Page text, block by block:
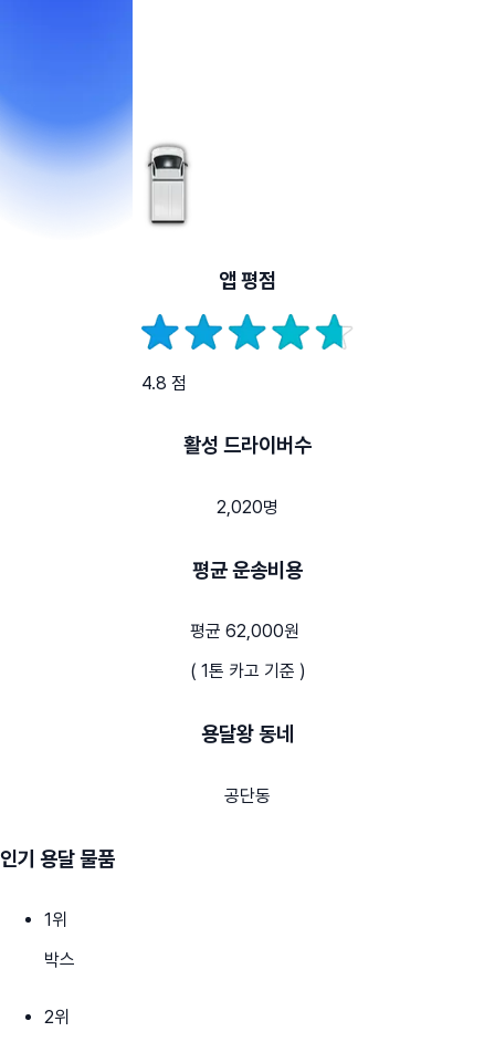
앱 평점
4.8 점
활성 드라이버수
2,020명
평균 운송비용
평균 62,000원
( 1톤 카고 기준 )
용달왕 동네
공단동
인기 용달 물품
1위
박스
2위